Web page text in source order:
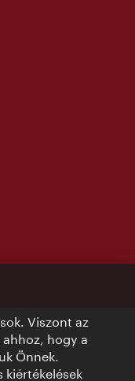
Viszont az
hogy a
Önnek.
kiértékelések